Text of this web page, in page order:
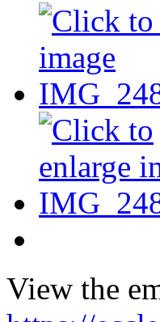
View the